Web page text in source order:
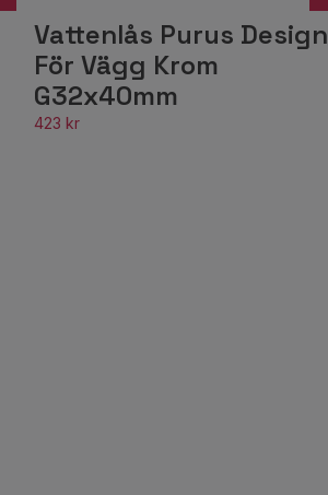
Vattenlås Purus Design
För Vägg Krom
G32x40mm
423 kr